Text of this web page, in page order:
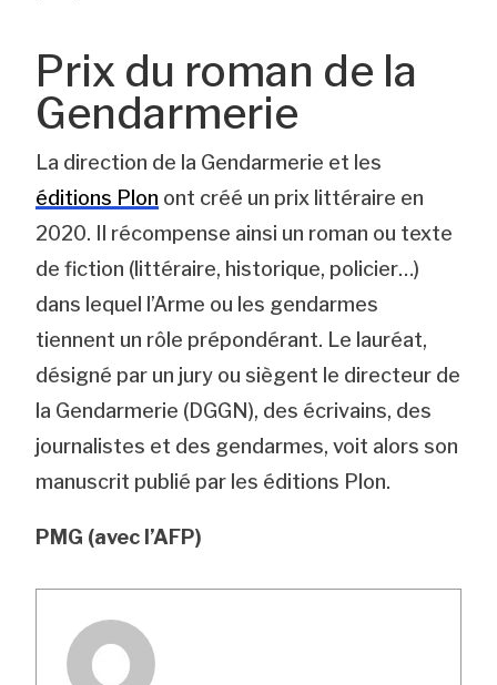
Prix du roman de la
Gendarmerie
La direction de la Gendarmerie et les
éditions Plon ont créé un prix littéraire en
2020. Il récompense ainsi un roman ou texte
de fiction (littéraire, historique, policier…)
dans lequel l’Arme ou les gendarmes
tiennent un rôle prépondérant. Le lauréat,
désigné par un jury ou siègent le directeur de
la Gendarmerie (DGGN), des écrivains, des
journalistes et des gendarmes, voit alors son
manuscrit publié par les éditions Plon.
PMG (avec l’AFP)